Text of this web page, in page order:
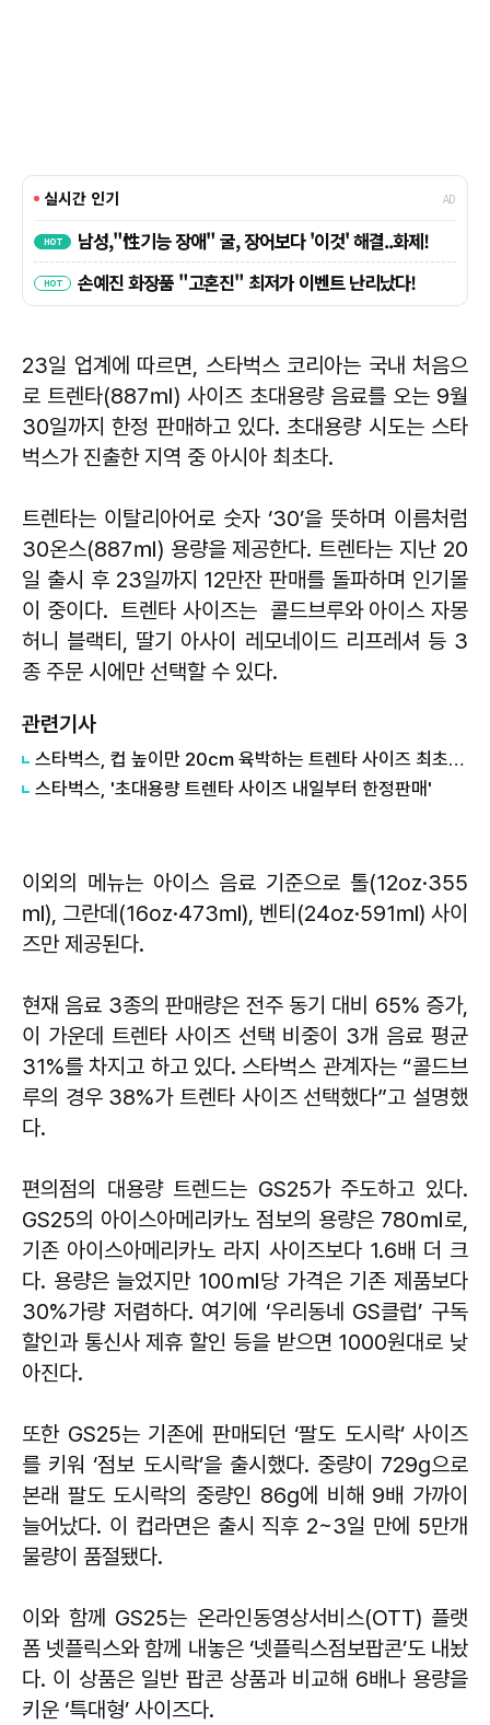
23일 업계에 따르면, 스타벅스 코리아는 국내 처음으
로 트렌타(887㎖) 사이즈 초대용량 음료를 오는 9월
30일까지 한정 판매하고 있다. 초대용량 시도는 스타
벅스가 진출한 지역 중 아시아 최초다.
트렌타는 이탈리아어로 숫자 ‘30’을 뜻하며 이름처럼
30온스(887㎖) 용량을 제공한다. 트렌타는 지난 20
일 출시 후 23일까지 12만잔 판매를 돌파하며 인기몰
이 중이다. 트렌타 사이즈는 콜드브루와 아이스 자몽
허니 블랙티, 딸기 아사이 레모네이드 리프레셔 등 3
종 주문 시에만 선택할 수 있다.
관련기사
스타벅스, 컵 높이만 20cm 육박하는 트렌타 사이즈 최초공개
스타벅스, '초대용량 트렌타 사이즈 내일부터 한정판매'
이외의 메뉴는 아이스 음료 기준으로 톨(12oz·355
㎖), 그란데(16oz·473㎖), 벤티(24oz·591㎖) 사이
즈만 제공된다.
현재 음료 3종의 판매량은 전주 동기 대비 65% 증가,
이 가운데 트렌타 사이즈 선택 비중이 3개 음료 평균
31%를 차지고 하고 있다. 스타벅스 관계자는 “콜드브
루의 경우 38%가 트렌타 사이즈 선택했다”고 설명했
다.
편의점의 대용량 트렌드는 GS25가 주도하고 있다.
GS25의 아이스아메리카노 점보의 용량은 780㎖로,
기존 아이스아메리카노 라지 사이즈보다 1.6배 더 크
다. 용량은 늘었지만 100㎖당 가격은 기존 제품보다
30%가량 저렴하다. 여기에 ‘우리동네 GS클럽’ 구독
할인과 통신사 제휴 할인 등을 받으면 1000원대로 낮
아진다.
또한 GS25는 기존에 판매되던 ‘팔도 도시락’ 사이즈
를 키워 ‘점보 도시락’을 출시했다. 중량이 729g으로
본래 팔도 도시락의 중량인 86g에 비해 9배 가까이
늘어났다. 이 컵라면은 출시 직후 2~3일 만에 5만개
물량이 품절됐다.
이와 함께 GS25는 온라인동영상서비스(OTT) 플랫
폼 넷플릭스와 함께 내놓은 ‘넷플릭스점보팝콘’도 내놨
다. 이 상품은 일반 팝콘 상품과 비교해 6배나 용량을
키운 ‘특대형’ 사이즈다.